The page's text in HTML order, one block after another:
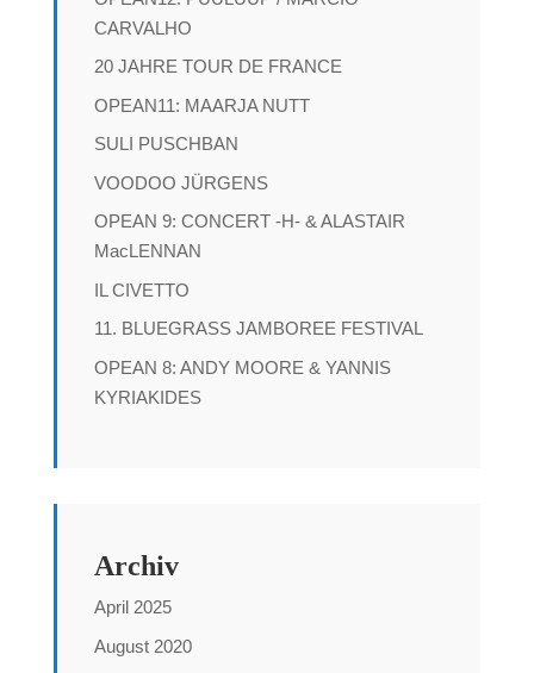
CARVALHO
20 JAHRE TOUR DE FRANCE
OPEAN11: MAARJA NUTT
SULI PUSCHBAN
VOODOO JÜRGENS
OPEAN 9: CONCERT -H- & ALASTAIR
MacLENNAN
IL CIVETTO
11. BLUEGRASS JAMBOREE FESTIVAL
OPEAN 8: ANDY MOORE & YANNIS
KYRIAKIDES
Archiv
April 2025
August 2020